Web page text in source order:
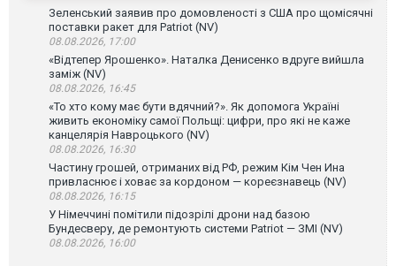
Зеленський заявив про домовленості з США про щомісячні
поставки ракет для Patriot (NV)
08.08.2026, 17:00
«Відтепер Ярошенко». Наталка Денисенко вдруге вийшла
заміж (NV)
08.08.2026, 16:45
«То хто кому має бути вдячний?». Як допомога Україні
живить економіку самої Польщі: цифри, про які не каже
канцелярія Навроцького (NV)
08.08.2026, 16:30
Частину грошей, отриманих від РФ, режим Кім Чен Ина
привласнює і ховає за кордоном — кореєзнавець (NV)
08.08.2026, 16:15
У Німеччині помітили підозрілі дрони над базою
Бундесверу, де ремонтують системи Patriot — ЗМІ (NV)
08.08.2026, 16:00